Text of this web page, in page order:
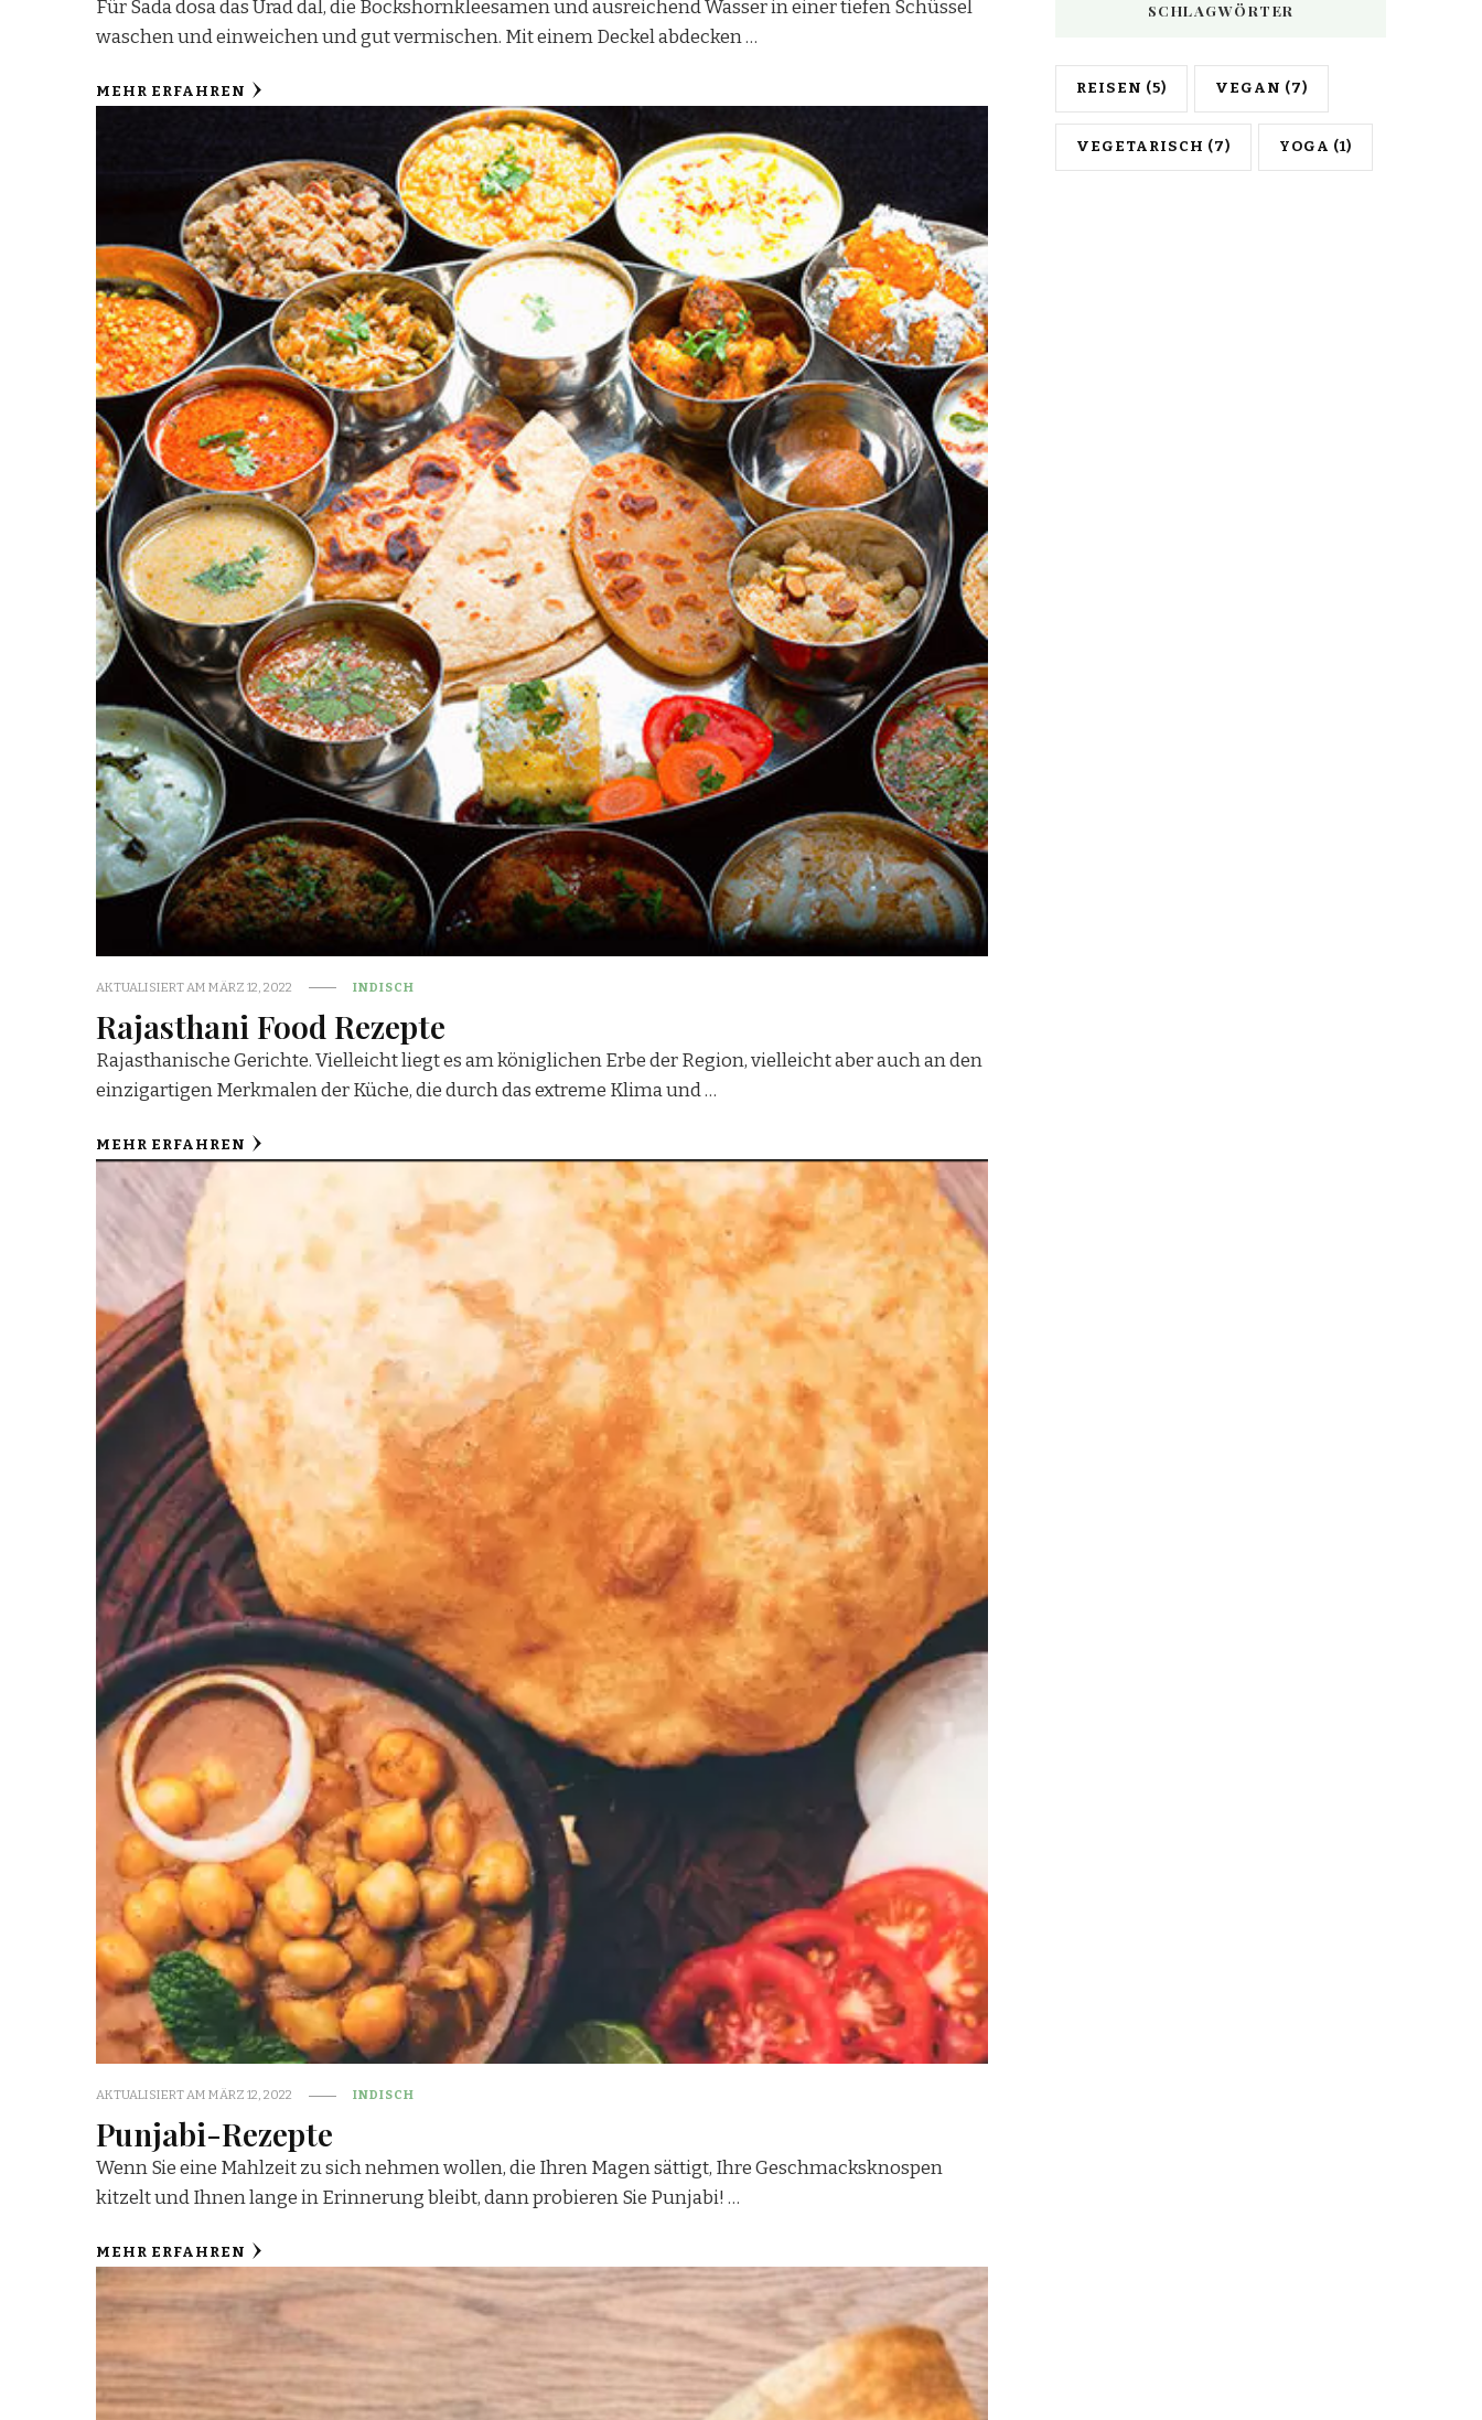
Für Sada dosa das Urad dal, die Bockshornkleesamen und ausreichend Wasser in einer tiefen Schüssel
waschen und einweichen und gut vermischen. Mit einem Deckel abdecken …
MEHR ERFAHREN
AKTUALISIERT AM MÄRZ 12, 2022 INDISCH
Rajasthani Food Rezepte
Rajasthanische Gerichte. Vielleicht liegt es am königlichen Erbe der Region, vielleicht aber auch an den
einzigartigen Merkmalen der Küche, die durch das extreme Klima und …
MEHR ERFAHREN
AKTUALISIERT AM MÄRZ 12, 2022 INDISCH
Punjabi-Rezepte
Wenn Sie eine Mahlzeit zu sich nehmen wollen, die Ihren Magen sättigt, Ihre Geschmacksknospen
kitzelt und Ihnen lange in Erinnerung bleibt, dann probieren Sie Punjabi! …
MEHR ERFAHREN
SCHLAGWÖRTER
REISEN (5) VEGAN (7)
VEGETARISCH (7) YOGA (1)